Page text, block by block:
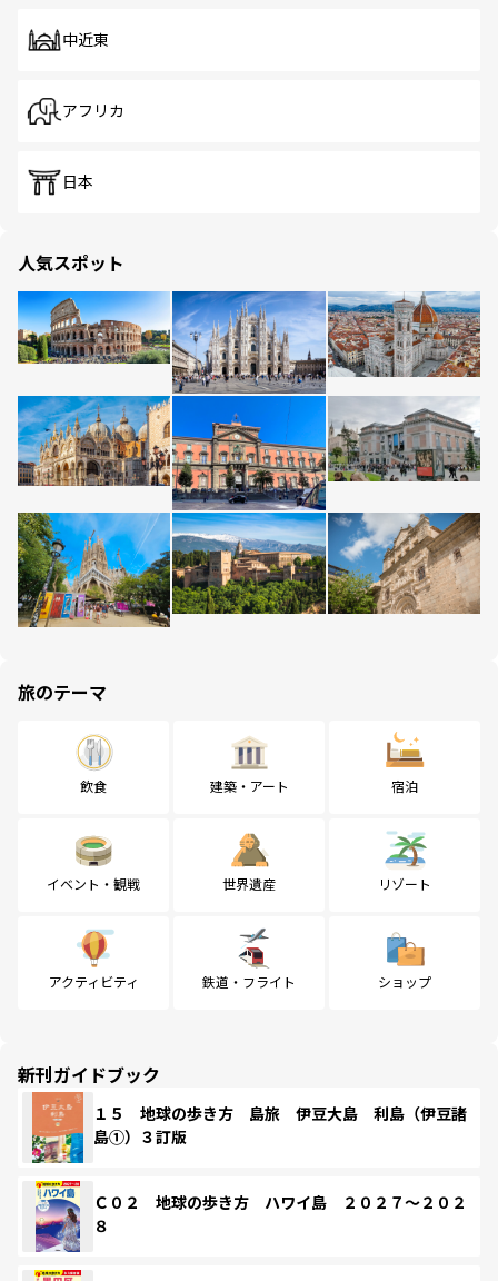
中近東
アフリカ
日本
人気スポット
旅のテーマ
飲食 建築・アート 宿泊
イベント・観戦 世界遺産 リゾート
アクティビティ 鉄道・フライト ショップ
新刊ガイドブック
１５ 地球の歩き方 島旅 伊豆大島 利島（伊豆諸
島①）３訂版
Ｃ０２ 地球の歩き方 ハワイ島 ２０２７～２０２
８